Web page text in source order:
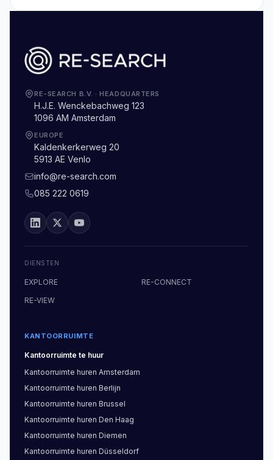
RE-SEARCH B.V. ·HEADQUARTERS
H.J.E. Wenckebachweg 123
1096 AM Amsterdam
EUROPE
Kaldenkerkerweg 20
5913 AE Venlo
info@re-search.com
085 222 0619
DIENSTEN
EXPLORE
RE-CONNECT
RE-VIEW
KANTOORRUIMTE
Kantoorruimte te huur
Kantoorruimte huren Amsterdam
Kantoorruimte huren Berlijn
Kantoorruimte huren Brussel
Kantoorruimte huren Den Haag
Kantoorruimte huren Diemen
Kantoorruimte huren Düsseldorf